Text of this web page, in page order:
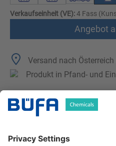
Verkaufseinheit (VE):4 Fass
Angebot
Versand nach
Produkt in Pfand- und
Technische